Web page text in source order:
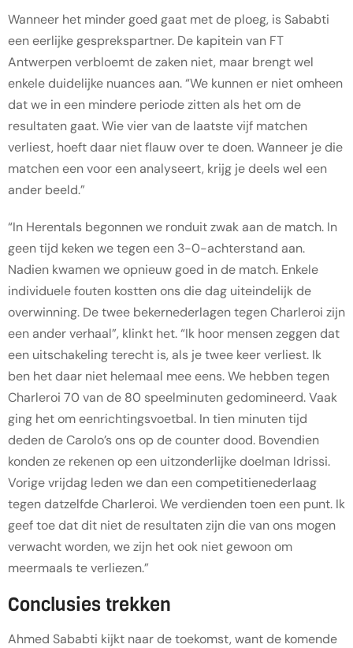
Wanneer het minder goed gaat met de ploeg, is Sababti
een eerlijke gesprekspartner. De kapitein van FT
Antwerpen verbloemt de zaken niet, maar brengt wel
enkele duidelijke nuances aan. “We kunnen er niet omheen
dat we in een mindere periode zitten als het om de
resultaten gaat. Wie vier van de laatste vijf matchen
verliest, hoeft daar niet flauw over te doen. Wanneer je die
matchen een voor een analyseert, krijg je deels wel een
ander beeld.”
“In Herentals begonnen we ronduit zwak aan de match. In
geen tijd keken we tegen een 3-0-achterstand aan.
Nadien kwamen we opnieuw goed in de match. Enkele
individuele fouten kostten ons die dag uiteindelijk de
overwinning. De twee bekernederlagen tegen Charleroi zijn
een ander verhaal”, klinkt het. “Ik hoor mensen zeggen dat
een uitschakeling terecht is, als je twee keer verliest. Ik
ben het daar niet helemaal mee eens. We hebben tegen
Charleroi 70 van de 80 speelminuten gedomineerd. Vaak
ging het om eenrichtingsvoetbal. In tien minuten tijd
deden de Carolo’s ons op de counter dood. Bovendien
konden ze rekenen op een uitzonderlijke doelman Idrissi.
Vorige vrijdag leden we dan een competitienederlaag
tegen datzelfde Charleroi. We verdienden toen een punt. Ik
geef toe dat dit niet de resultaten zijn die van ons mogen
verwacht worden, we zijn het ook niet gewoon om
meermaals te verliezen.”
Conclusies trekken
Ahmed Sababti kijkt naar de toekomst, want de komende